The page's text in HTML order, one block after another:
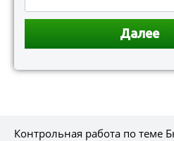
Контрольная работа по теме